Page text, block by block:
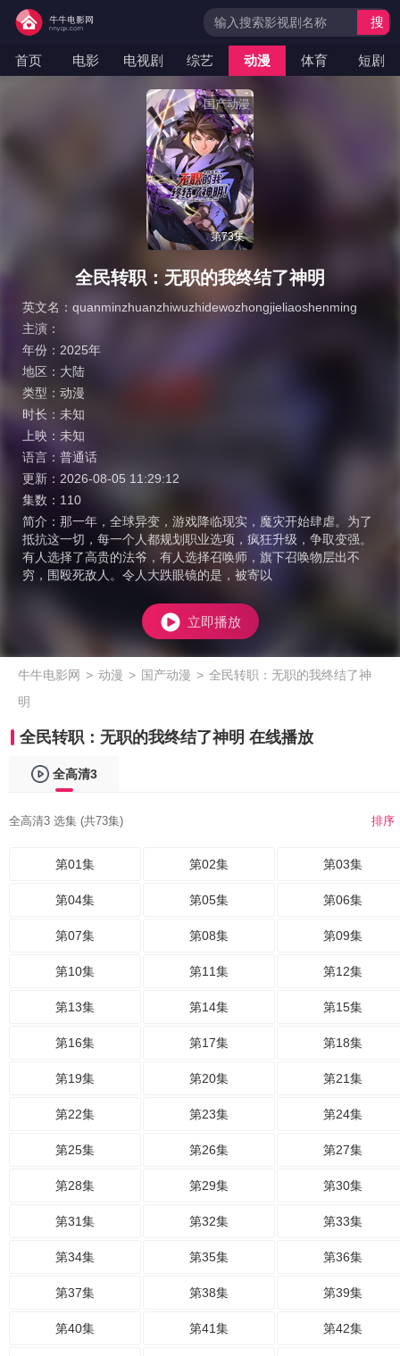
首页 电影 电视剧 综艺 动漫 体育 短剧
搜
国产动漫
第73集
全民转职：无职的我终结了神明
英文名： quanminzhuanzhiwuzhidewozhongjieliaoshenming
主演：
年份： 2025年
地区： 大陆
类型： 动漫
时长： 未知
上映： 未知
语言： 普通话
更新： 2026-08-05 11:29:12
集数： 110
简介： 那一年，全球异变，游戏降临现实，魔灾开始肆虐。为了
抵抗这一切，每一个人都规划职业选项，疯狂升级，争取变强。
有人选择了高贵的法爷，有人选择召唤师，旗下召唤物层出不
穷，围殴死敌人。令人大跌眼镜的是，被寄以
立即播放
牛牛电影网 > 动漫 > 国产动漫 > 全民转职：无职的我终结了神
明
全民转职：无职的我终结了神明 在线播放
全高清3
全高清3 选集 (共73集) 排序
第01集 第02集 第03集
第04集 第05集 第06集
第07集 第08集 第09集
第10集 第11集 第12集
第13集 第14集 第15集
第16集 第17集 第18集
第19集 第20集 第21集
第22集 第23集 第24集
第25集 第26集 第27集
第28集 第29集 第30集
第31集 第32集 第33集
第34集 第35集 第36集
第37集 第38集 第39集
第40集 第41集 第42集